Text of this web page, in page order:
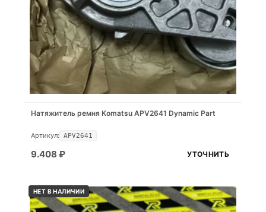
Натяжитель ремня Komatsu APV2641 Dynamic Part
Артикул: APV2641
9.408 ₽ УТОЧНИТЬ
НЕТ В НАЛИЧИИ